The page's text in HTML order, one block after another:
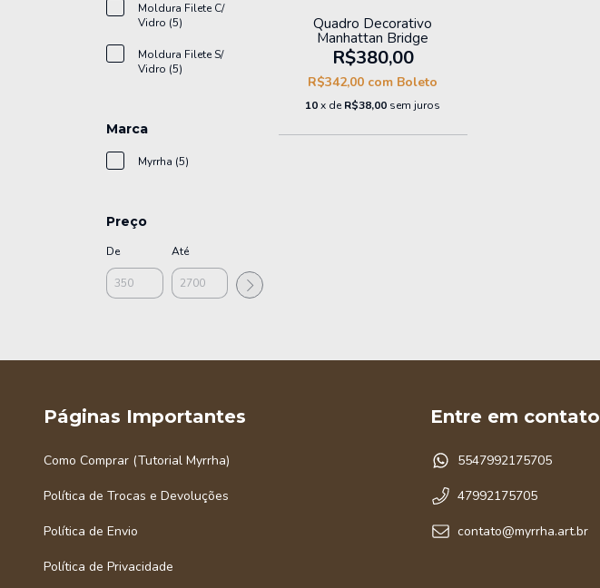
Moldura Filete C/
Vidro (5)
Moldura Filete S/
Vidro (5)
Marca
Myrrha (5)
Preço
De Até
Quadro Decorativo
Manhattan Bridge
R$380,00
R$342,00 com Boleto
10 x de R$38,00 sem juros
Páginas Importantes
Como Comprar (Tutorial Myrrha)
Política de Trocas e Devoluções
Política de Envio
Política de Privacidade
Entre em contato
5547992175705
47992175705
contato@myrrha.art.br